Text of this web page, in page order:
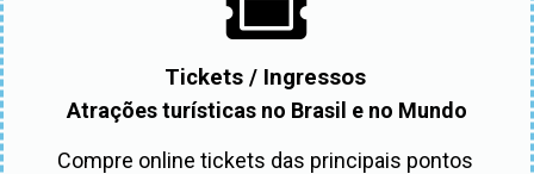
Tickets / Ingressos
Atrações turísticas no Brasil e no Mundo
Compre online tickets das principais pontos